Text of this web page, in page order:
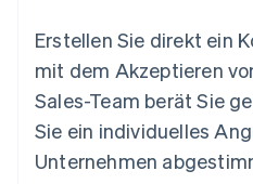
Erstellen Sie direkt ein
mit dem Akzeptieren
Sales-Team berät Sie
Sie ein individuelles
Unternehmen
English
Niederlande
Nederlands English
Norwegen
English
Österreich